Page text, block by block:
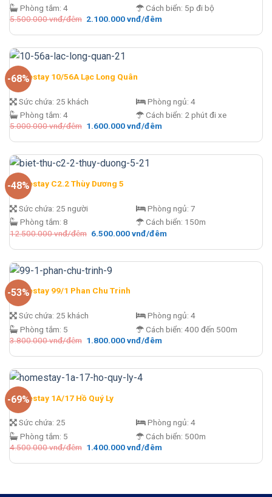
Phòng tắm: 4
Cách biển: 5p đi bộ
5.500.000vnđ/đêm Giá
là:
đêm.
2.100.000vnđ/đêmGiá
tại
2.100.000 vnđ/
-68%
Homestay 10/56A Lạc Long Quân
Sức chứa: 25 khách
Phòng tắm: 4
Phòng ngủ: 4
Cách biển: 2 phút đi xe
5.000.000vnđ/đêm Giá
là:
đêm.
1.600.000vnđ/đêmGiá
tại
1.600.000 vnđ/
-48%
Homestay C2.2 Thùy Dương 5
Sức chứa: 25 người
Phòng tắm: 8
Phòng ngủ: 7
Cách biển: 150m
12.500.000vnđ/đêm Giá
là:
đêm.
6.500.000vnđ/đêmGiá
tại
6.500.000 vnđ/
-53%
Homestay 99/1 Phan Chu Trinh
Sức chứa: 25 khách
Phòng tắm: 5
Phòng ngủ: 4
Cách biển: 400 đến 500m
3.800.000vnđ/đêm Giá
là:
đêm.
1.800.000vnđ/đêmGiá
tại
1.800.000 vnđ/
-69%
Homestay 1A/17 Hồ Quý Ly
Sức chứa: 25
Phòng tắm: 5
Phòng ngủ: 4
Cách biển: 500m
4.500.000vnđ/đêm Giá
là:
1.400.000vnđ/đêmGiá
tại